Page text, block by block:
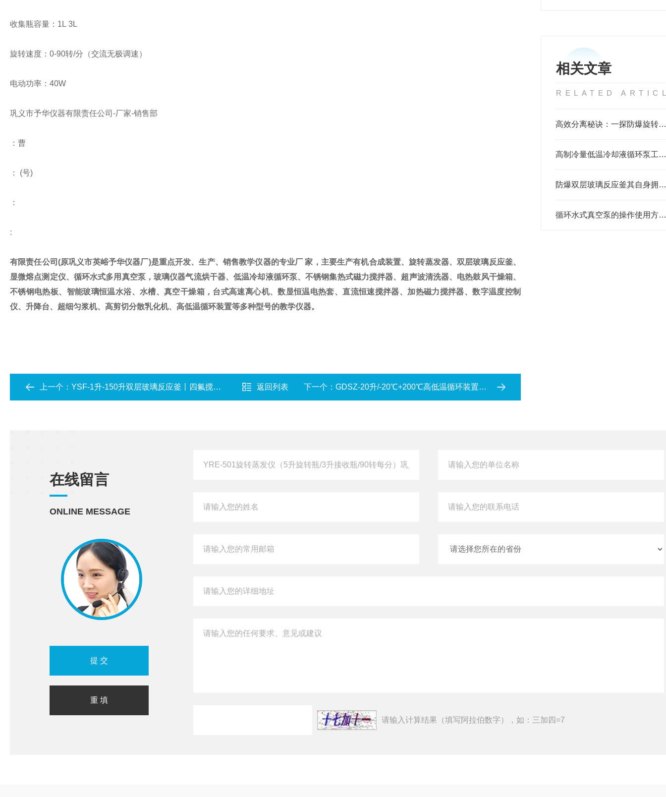
相关文章
RELATED
高效分离秘诀：一探防爆旋转蒸发器的威力
高制冷量低温冷却液循环泵工作原理
防爆双层玻璃反应釜其自身拥有怎样的特点呢？
循环水式真空泵的操作使用方法分析
收集瓶容量：1L 3L
旋转速度： 0-90转/分（交流无极调速）
电动功率： 40W
巩义市予华仪器有限责任公司 -厂家-销售部
：曹
： (号)
：
:
有限责任公司 (原巩义市英峪予华仪器厂)是重点开发、生产、销售教学仪器的专业厂 家，主要生产有机合成装置、旋转蒸发器、双层玻璃反应釜、
显微熔点测定仪、循环水式多用真空泵，玻璃仪器气流烘干器、低温冷却液循环泵、不锈钢集热式磁力搅拌器、超声波清洗器、电热鼓风干燥箱、
不锈钢电热板、智能玻璃恒温水浴、水槽、真空干燥箱，台式高速离心机、数显恒温电热套、直流恒速搅拌器、加热磁力搅拌器、数字温度控制
仪、升降台、超细匀浆机、高剪切分散乳化机、高低温循环装置等多种型号的教学仪器。
上一个： YSF-1升-150升双层玻璃反应釜丨四氟搅拌棒丨可选四氟放料阀或玻璃放料阀 返回列表 下一个：GDSZ-20升/-20℃+200℃高低温循环装置丨可选电器防爆丨可选全机防爆
在线留言
ONLINE MESSAGE
请输入计算结果（填写阿拉伯数字），如：三加四=7